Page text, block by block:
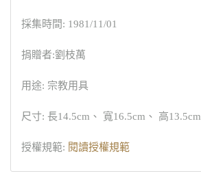
採集時間: 1981/11/01
捐贈者:劉枝萬
用途: 宗教用具
尺寸: 長14.5cm、 寬16.5cm、 高13.5cm
授權規範: 閱讀授權規範